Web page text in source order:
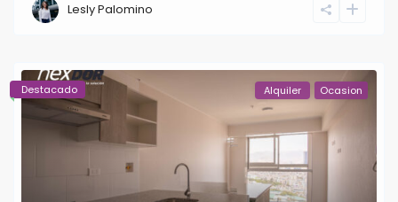
Lesly Palomino
Alquiler Ocasion
Destacado